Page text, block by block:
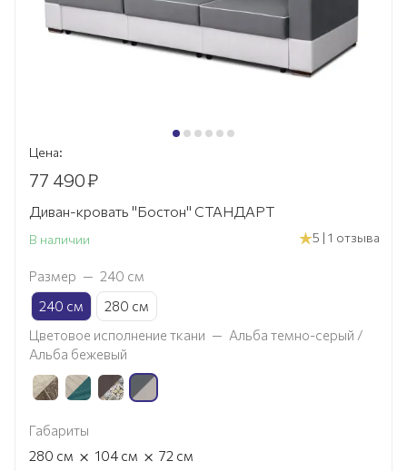
Цена:
77 490₽
Диван-кровать "Бостон" СТАНДАРТ
В наличии 5 | 1 отзыва
Размер — 240 см
240 см
280 см
Цветовое исполнение ткани — Альба темно-серый /
Альба бежевый
Габариты
280 см × 104 см × 72 см